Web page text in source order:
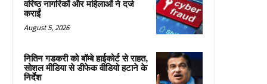
वरिष्ठ नागरिकों और महिलाओं ने दर्ज
कराईं
August 5, 2026
नितिन गडकरी को बॉम्बे हाईकोर्ट से राहत,
सोशल मीडिया से डीफेक वीडियो हटाने के
निर्देश